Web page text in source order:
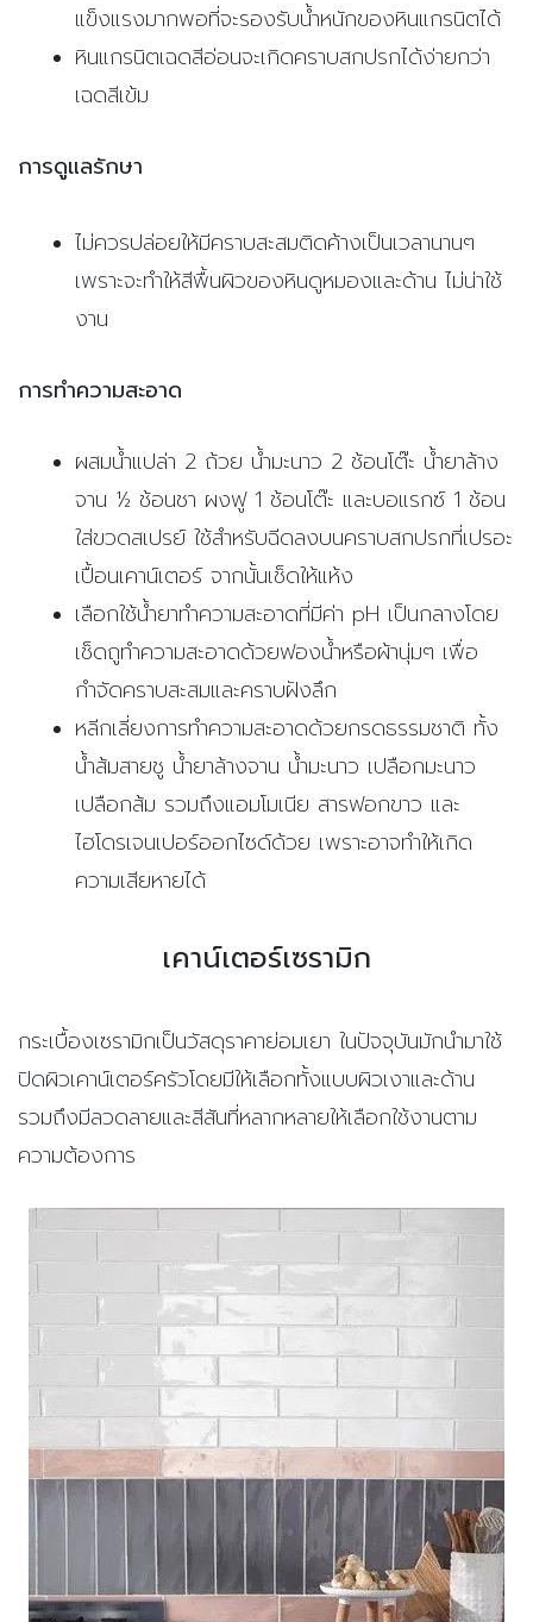
แข็งแรงมากพอที่จะรองรับน้ำหนักของหินแกรนิตได้
หินแกรนิตเฉดสีอ่อนจะเกิดคราบสกปรกได้ง่ายกว่า
เฉดสีเข้ม
การดูแลรักษา
ไม่ควรปล่อยให้มีคราบสะสมติดค้างเป็นเวลานานๆ
เพราะจะทำให้สีพื้นผิวของหินดูหมองและด้าน ไม่น่าใช้
งาน
การทำความสะอาด
ผสมน้ำแปล่า 2 ถ้วย น้ำมะนาว 2 ช้อนโต๊ะ น้ำยาล้าง
จาน ½ ช้อนชา ผงฟู 1 ช้อนโต๊ะ และบอแรกซ์ 1 ช้อน
ใส่ขวดสเปรย์ ใช้สำหรับฉีดลงบนคราบสกปรกที่เปรอะ
เปื้อนเคาน์เตอร์ จากนั้นเช็ดให้แห้ง
เลือกใช้น้ำยาทำความสะอาดที่มีค่า pH เป็นกลางโดย
เช็ดถูทำความสะอาดด้วยฟองน้ำหรือผ้านุ่มๆ เพื่อ
กำจัดคราบสะสมและคราบฝังลึก
หลีกเลี่ยงการทำความสะอาดด้วยกรดธรรมชาติ ทั้ง
น้ำส้มสายชู น้ำยาล้างจาน น้ำมะนาว เปลือกมะนาว
เปลือกส้ม รวมถึงแอมโมเนีย สารฟอกขาว และ
ไฮโดรเจนเปอร์ออกไซด์ด้วย เพราะอาจทำให้เกิด
ความเสียหายได้
เคาน์เตอร์เซรามิก
กระเบื้องเซรามิกเป็นวัสดุราคาย่อมเยา ในปัจจุบันมักนำมาใช้
ปิดผิวเคาน์เตอร์ครัวโดยมีให้เลือกทั้งแบบผิวเงาและด้าน
รวมถึงมีลวดลายและสีสันที่หลากหลายให้เลือกใช้งานตาม
ความต้องการ